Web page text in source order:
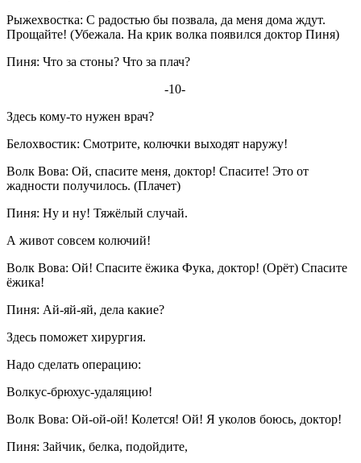
Рыжехвостка: С радостью бы позвала, да меня дома ждут.
Прощайте! (Убежала. На крик волка появился доктор Пиня)
Пиня: Что за стоны? Что за плач?
-10-
Здесь кому-то нужен врач?
Белохвостик: Смотрите, колючки выходят наружу!
Волк Вова: Ой, спасите меня, доктор! Спасите! Это от
жадности получилось. (Плачет)
Пиня: Ну и ну! Тяжёлый случай.
А живот совсем колючий!
Волк Вова: Ой! Спасите ёжика Фука, доктор! (Орёт) Спасите
ёжика!
Пиня: Ай-яй-яй, дела какие?
Здесь поможет хирургия.
Надо сделать операцию:
Волкус-брюхус-удаляцию!
Волк Вова: Ой-ой-ой! Колется! Ой! Я уколов боюсь, доктор!
Пиня: Зайчик, белка, подойдите,